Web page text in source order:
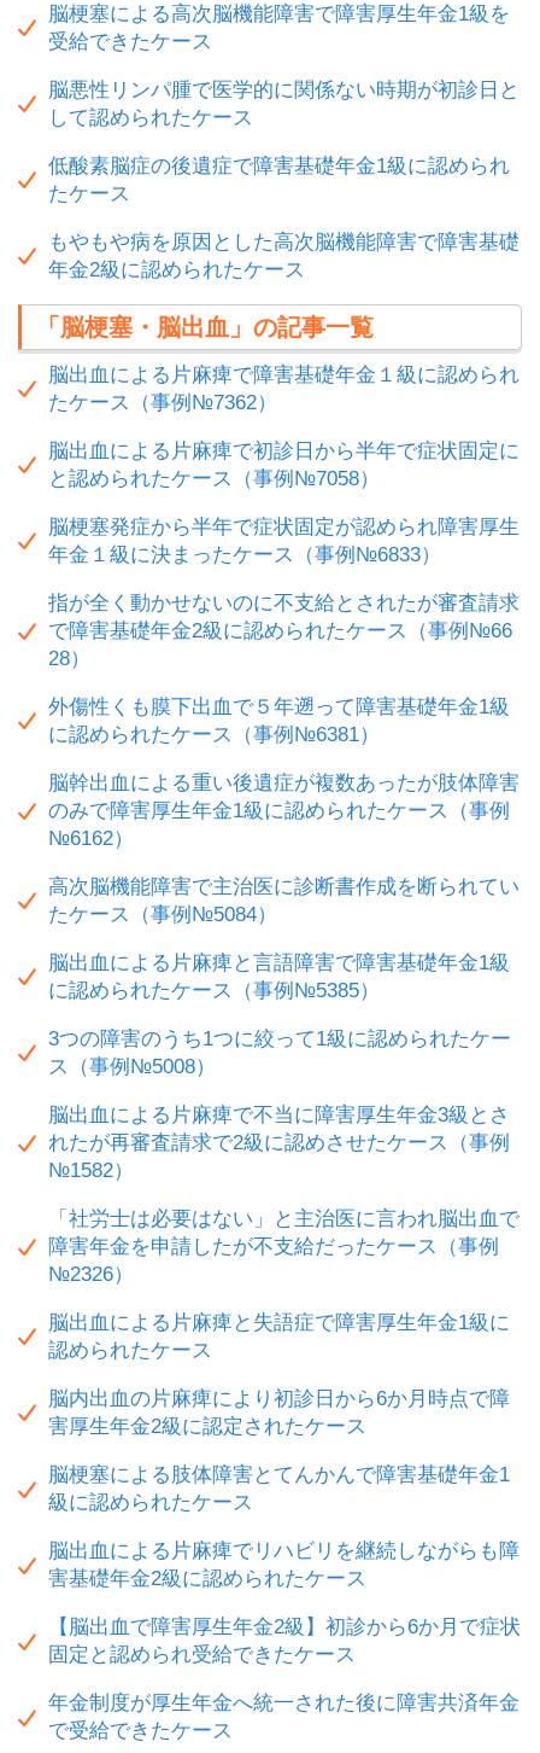
脳梗塞による高次脳機能障害で障害厚生年金1級を
受給できたケース
脳悪性リンパ腫で医学的に関係ない時期が初診日と
して認められたケース
低酸素脳症の後遺症で障害基礎年金1級に認められ
たケース
もやもや病を原因とした高次脳機能障害で障害基礎
年金2級に認められたケース
「脳梗塞・脳出血」の記事一覧
脳出血による片麻痺で障害基礎年金１級に認められ
たケース（事例№7362）
脳出血による片麻痺で初診日から半年で症状固定に
と認められたケース（事例№7058）
脳梗塞発症から半年で症状固定が認められ障害厚生
年金１級に決まったケース（事例№6833）
指が全く動かせないのに不支給とされたが審査請求
で障害基礎年金2級に認められたケース（事例№66
28）
外傷性くも膜下出血で５年遡って障害基礎年金1級
に認められたケース（事例№6381）
脳幹出血による重い後遺症が複数あったが肢体障害
のみで障害厚生年金1級に認められたケース（事例
№6162）
高次脳機能障害で主治医に診断書作成を断られてい
たケース（事例№5084）
脳出血による片麻痺と言語障害で障害基礎年金1級
に認められたケース（事例№5385）
3つの障害のうち1つに絞って1級に認められたケー
ス（事例№5008）
脳出血による片麻痺で不当に障害厚生年金3級とさ
れたが再審査請求で2級に認めさせたケース（事例
№1582）
「社労士は必要はない」と主治医に言われ脳出血で
障害年金を申請したが不支給だったケース（事例
№2326）
脳出血による片麻痺と失語症で障害厚生年金1級に
認められたケース
脳内出血の片麻痺により初診日から6か月時点で障
害厚生年金2級に認定されたケース
脳梗塞による肢体障害とてんかんで障害基礎年金1
級に認められたケース
脳出血による片麻痺でリハビリを継続しながらも障
害基礎年金2級に認められたケース
【脳出血で障害厚生年金2級】初診から6か月で症状
固定と認められ受給できたケース
年金制度が厚生年金へ統一された後に障害共済年金
で受給できたケース